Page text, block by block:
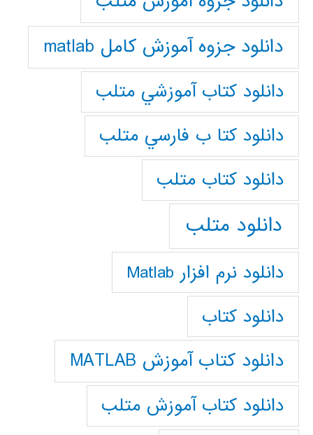
دانلود جزوه آموزش کامل matlab
دانلود كتاب آموزشي متلب
دانلود كتا ب فارسي متلب
دانلود كتاب متلب
دانلود متلب
دانلود نرم افزار Matlab
دانلود کتاب
دانلود کتاب آموزش MATLAB
دانلود کتاب آموزش متلب